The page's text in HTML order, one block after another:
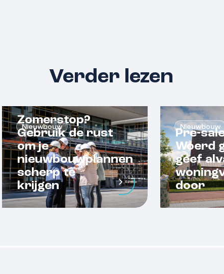
Verder lezen
Nieuwbouw
Zomerstop?
Gebruik de rust
om je
nieuwbouwplannen
scherp te
krijgen
Nieuwbouw
Pre-
Woerd
geef
door